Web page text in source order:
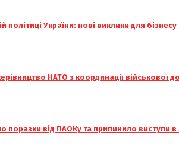
політиці України: нові виклики для
НАТО з координації військової
поразки від ПАОКу та припинило виступи в